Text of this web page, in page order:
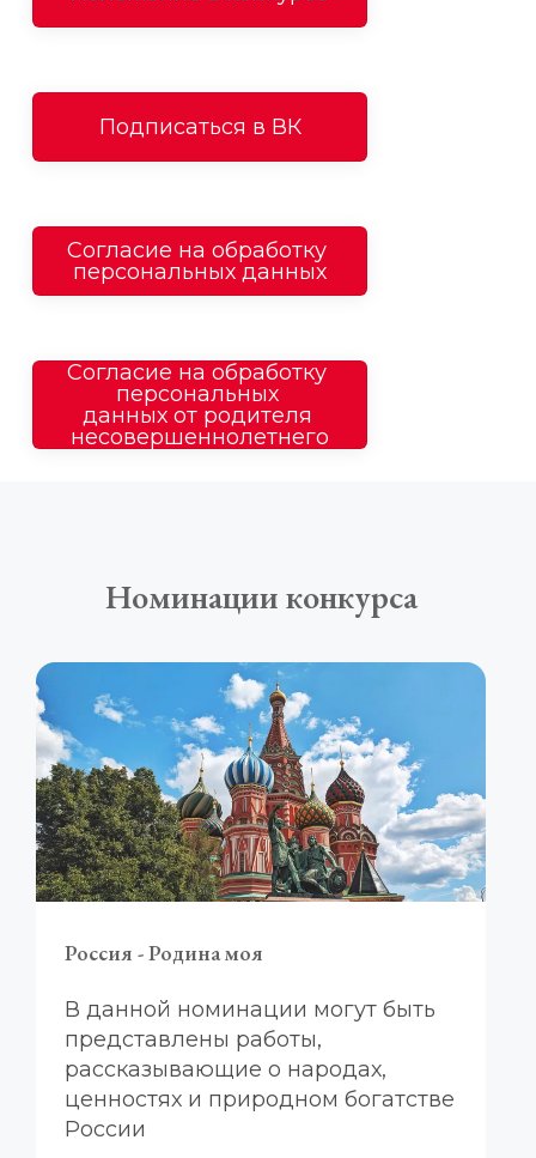
Подписаться в ВК
Согласие на обработку
персональных данных
Согласие на обработку
персональных
данных от родителя
несовершеннолетнего
Номинации конкурса
Россия - Родина моя
В данной номинации могут быть
представлены работы,
рассказывающие о народах,
ценностях и природном богатстве
России